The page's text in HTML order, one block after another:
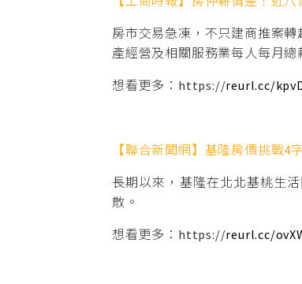
房市交易急凍，不只建商推案
產經營及相關服務業每人每月
想看更多：https://reurl.cc/
【聯合新聞網】基隆房價挑戰
長期以來，基隆在北北基桃生
散。
想看更多：https://reurl.cc/